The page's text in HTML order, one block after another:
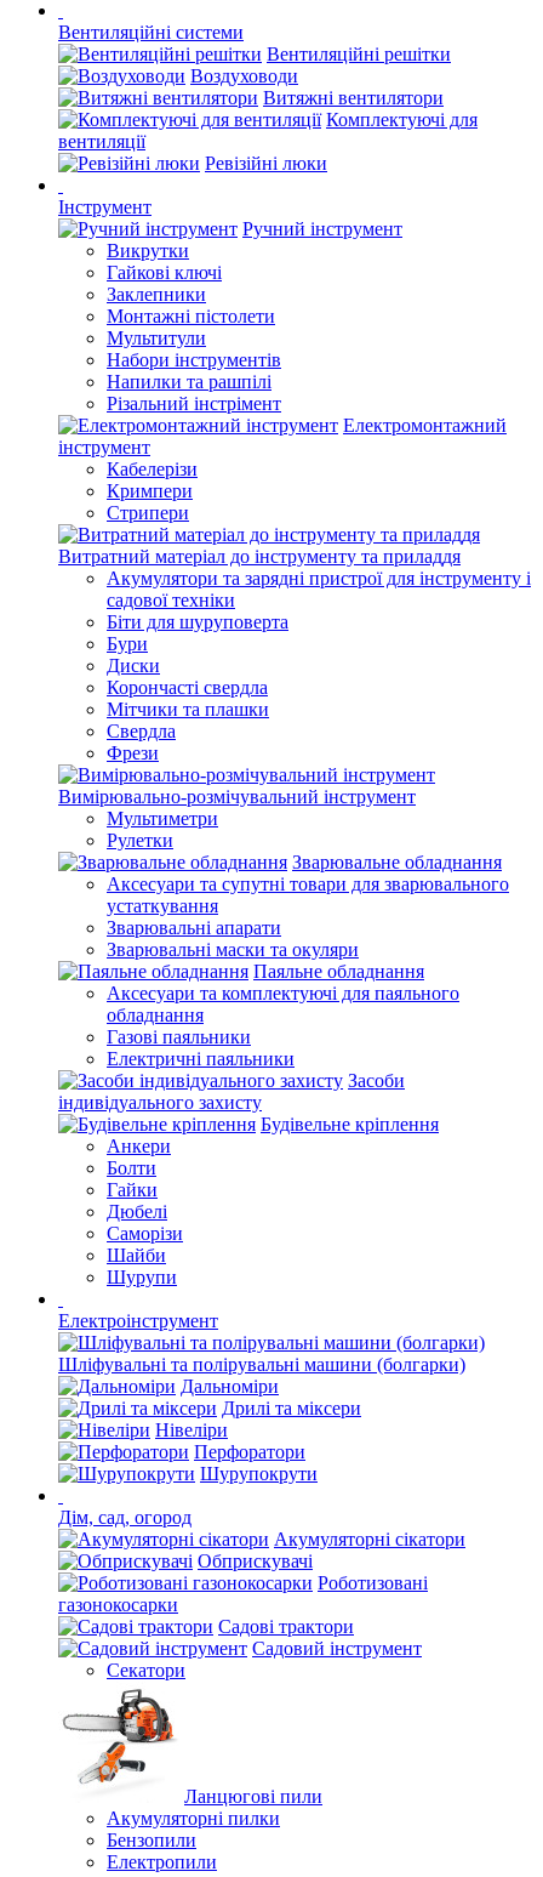
Вентиляційні системи
Вентиляційні решітки
Воздуховоди
Витяжні вентилятори
Комплектуючі для
вентиляції
Ревізійні люки
Інструмент
Ручний інструмент
Викрутки
Гайкові ключі
Заклепники
Монтажні пістолети
Мультитули
Набори інструментів
Напилки та рашпілі
Різальний інстрімент
Електромонтажний
інструмент
Кабелерізи
Кримпери
Стрипери
Витратний матеріал до інструменту та приладдя
Акумулятори та зарядні пристрої для інструменту і
садової техніки
Біти для шуруповерта
Бури
Диски
Корончасті свердла
Мітчики та плашки
Свердла
Фрези
Вимірювально-розмічувальний інструмент
Мультиметри
Рулетки
Зварювальне обладнання
Аксесуари та супутні товари для зварювального
устаткування
Зварювальні апарати
Зварювальні маски та окуляри
Паяльне обладнання
Аксесуари та комплектуючі для паяльного
обладнання
Газові паяльники
Електричні паяльники
Засоби
індивідуального захисту
Будівельне кріплення
Анкери
Болти
Гайки
Дюбелі
Саморізи
Шайби
Шурупи
Електроінструмент
Шліфувальні та полірувальні машини (болгарки)
Дальноміри
Дрилі та міксери
Нівеліри
Перфоратори
Шурупокрути
Дім, сад, огород
Акумуляторні сікатори
Обприскувачі
Роботизовані
газонокосарки
Садові трактори
Садовий інструмент
Секатори
Ланцюгові пили
Акумуляторні пилки
Бензопили
Електропили